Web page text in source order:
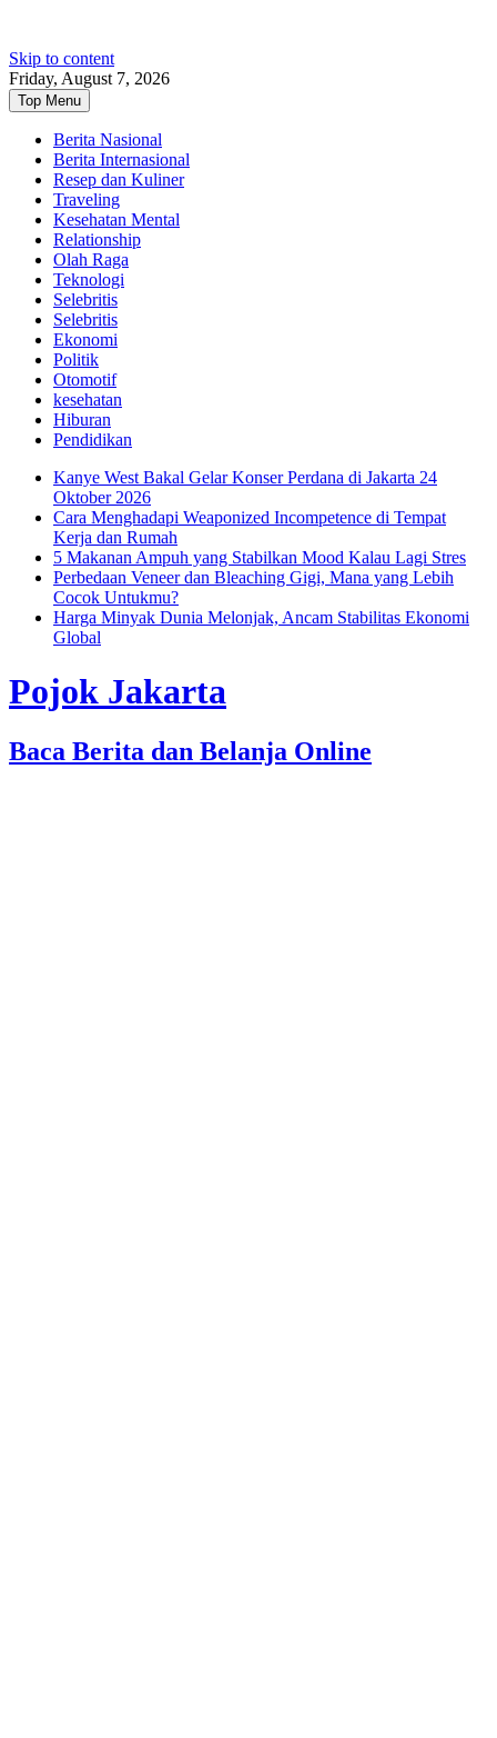
Skip to content
Friday, August 7, 2026
Top Menu
Berita Nasional
Berita Internasional
Resep dan Kuliner
Traveling
Kesehatan Mental
Relationship
Olah Raga
Teknologi
Selebritis
Selebritis
Ekonomi
Politik
Otomotif
kesehatan
Hiburan
Pendidikan
Kanye West Bakal Gelar Konser Perdana di Jakarta 24
Oktober 2026
Cara Menghadapi Weaponized Incompetence di Tempat
Kerja dan Rumah
5 Makanan Ampuh yang Stabilkan Mood Kalau Lagi Stres
Perbedaan Veneer dan Bleaching Gigi, Mana yang Lebih
Cocok Untukmu?
Harga Minyak Dunia Melonjak, Ancam Stabilitas Ekonomi
Global
Pojok Jakarta
Baca Berita dan Belanja Online